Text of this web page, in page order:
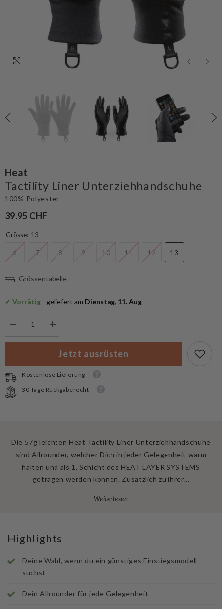
Heat
Tactility Liner Unterziehhandschuhe
100% Polyester
39.95 CHF
Grösse: 13
6 7 8 9 10 11 12 13
Grössentabelle
✔ Vorrätig - geliefert am Dienstag, 11. Aug
für
Liner
Unterziehhandschuhe
Menge
für
Heat
Tactility
Liner
Unterziehhandschuhe
Jetzt ausrüsten
Kostenlose Lieferung
30 Tage Rückgaberecht
Die 57g leichten Heat Tactility Liner Unterziehhandschuhe
sind Allrounder, welcher Dich in jeder Gelegenheit warm
halten und als 1. Schicht des HEAT LAYER SYSTEMS
getragen werden können. Zusätzlich zu ihrer…
Weiterlesen
Highlights
Deine Wahl, wenn du ein günstiges Einstiegsmodell
suchst
Dein Allrounder für jede Gelegenheit